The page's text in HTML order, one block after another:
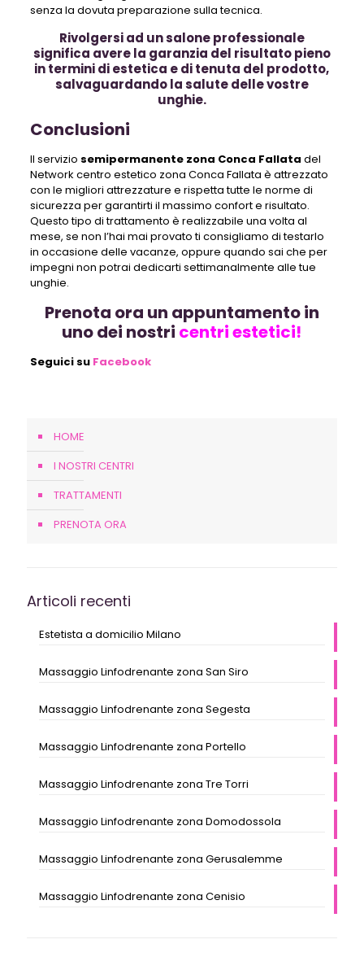
senza la dovuta preparazione sulla tecnica.
Rivolgersi ad un salone professionale
significa avere la garanzia del risultato pieno
in termini di estetica e di tenuta del prodotto,
salvaguardando la salute delle vostre
unghie.
Conclusioni
Il servizio semipermanente zona Conca Fallata del
Network centro estetico zona Conca Fallata è attrezzato
con le migliori attrezzature e rispetta tutte le norme di
sicurezza per garantirti il massimo confort e risultato.
Questo tipo di trattamento è realizzabile una volta al
mese, se non l’hai mai provato ti consigliamo di testarlo
in occasione delle vacanze, oppure quando sai che per
impegni non potrai dedicarti settimanalmente alle tue
unghie.
Prenota ora un appuntamento in
uno dei nostri centri estetici!
Seguici su Facebook
HOME
I NOSTRI CENTRI
TRATTAMENTI
PRENOTA ORA
Articoli recenti
Estetista a domicilio Milano
Massaggio Linfodrenante zona San Siro
Massaggio Linfodrenante zona Segesta
Massaggio Linfodrenante zona Portello
Massaggio Linfodrenante zona Tre Torri
Massaggio Linfodrenante zona Domodossola
Massaggio Linfodrenante zona Gerusalemme
Massaggio Linfodrenante zona Cenisio